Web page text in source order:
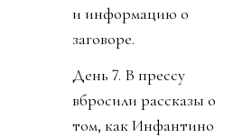
и информацию о
заговоре.
День 7. В прессу
вбросили рассказы о
том, как Инфантино